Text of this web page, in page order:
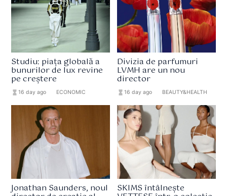
Studiu: piața globală a
bunurilor de lux revine
pe creștere
hourglass_full16 day ago ECONOMIC
Divizia de parfumuri
LVMH are un nou
director
hourglass_full 16 day ago BEAUTY&HEALTH
Jonathan Saunders, noul SKIMS întâlnește